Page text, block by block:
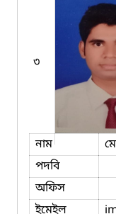
৩
নাম
পদবি
অফিস
ইমেইল